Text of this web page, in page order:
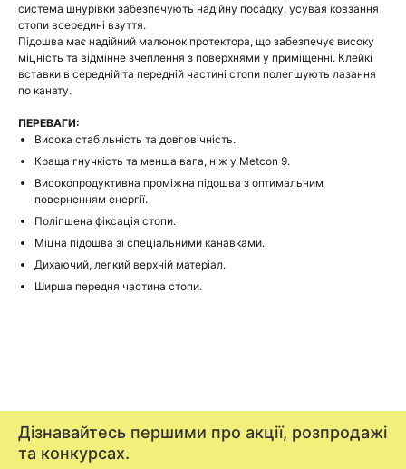
система шнурівки забезпечують надійну посадку, усувая ковзання
стопи всередині взуття.
Підошва має надійний малюнок протектора, що забезпечує високу
міцність та відмінне зчеплення з поверхнями у приміщенні. Клейкі
вставки в середній та передній частині стопи полегшують лазання
по канату.
ПЕРЕВАГИ:
Висока стабільність та довговічність.
Краща гнучкість та менша вага, ніж у Metcon 9.
Високопродуктивна проміжна підошва з оптимальним
поверненням енергії.
Поліпшена фіксація стопи.
Міцна підошва зі спеціальними канавками.
Дихаючий, легкий верхній матеріал.
Ширша передня частина стопи.
Дізнавайтесь першими про акції, розпродажі
та конкурсах.